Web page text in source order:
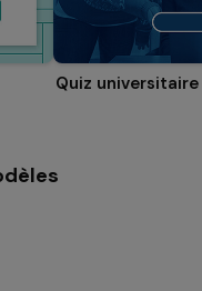
Quiz universitaire